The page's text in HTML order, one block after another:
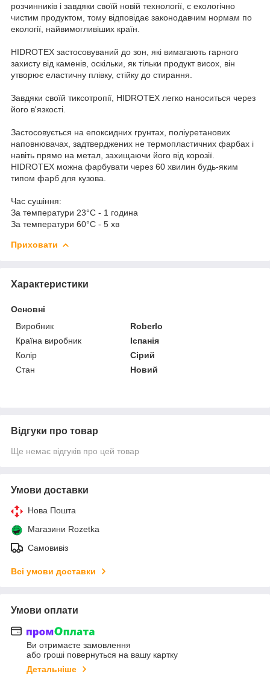
розчинників і завдяки своїй новій технології, є екологічно
чистим продуктом, тому відповідає законодавчим нормам по
екології, найвимогливіших країн.
HIDROTEX застосовуваний до зон, які вимагають гарного
захисту від каменів, оскільки, як тільки продукт висох, він
утворює еластичну плівку, стійку до стирання.
Завдяки своїй тиксотропії, HIDROTEX легко наноситься через
його в'язкості.
Застосовується на епоксидних грунтах, поліуретанових
наповнювачах, задтверджених не термопластичних фарбах і
навіть прямо на метал, захищаючи його від корозії.
HIDROTEX можна фарбувати через 60 хвилин будь-яким
типом фарб для кузова.
Час сушіння:
За температури 23°C - 1 година
За температури 60°C - 5 хв
Приховати
Характеристики
Основні
Виробник
Roberlo
Країна виробник
Іспанія
Колір
Сірий
Стан
Новий
Відгуки про товар
Ще немає відгуків про цей товар
Умови доставки
Нова Пошта
Магазини Rozetka
Самовивіз
Всі умови доставки
Умови оплати
Ви отримаєте замовлення
або гроші повернуться на вашу картку
Детальніше